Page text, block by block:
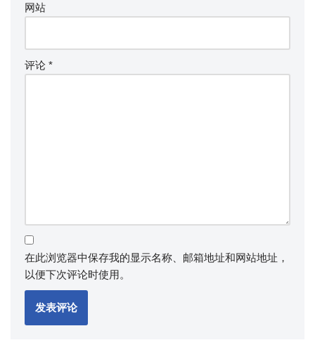
网站
评论 *
在此浏览器中保存我的显示名称、邮箱地址和网站地址，
以便下次评论时使用。